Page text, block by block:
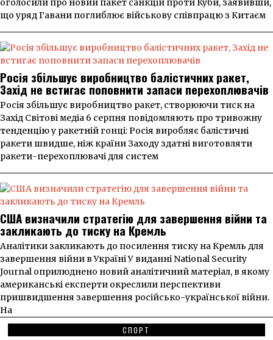
оголосили про новий пакет санкцій проти Куби, заявивши,
що уряд Гавани поглиблює військову співпрацю з Китаєм
Росія збільшує виробництво балістичних ракет,
Захід не встигає поповнити запаси перехоплювачів
Росія збільшує виробництво ракет, створюючи тиск на
Захід Світові медіа 6 серпня повідомляють про тривожну
тенденцію у ракетній гонці: Росія виробляє балістичні
ракети швидше, ніж країни Заходу здатні виготовляти
ракети-перехоплювачі для систем
США визначили стратегію для завершення війни та
закликають до тиску на Кремль
Аналітики закликають до посилення тиску на Кремль для
завершення війни в Україні У виданні National Security
Journal оприлюднено новий аналітичний матеріал, в якому
американські експерти окреслили перспективи
пришвидшення завершення російсько-української війни.
На
СПОРТ